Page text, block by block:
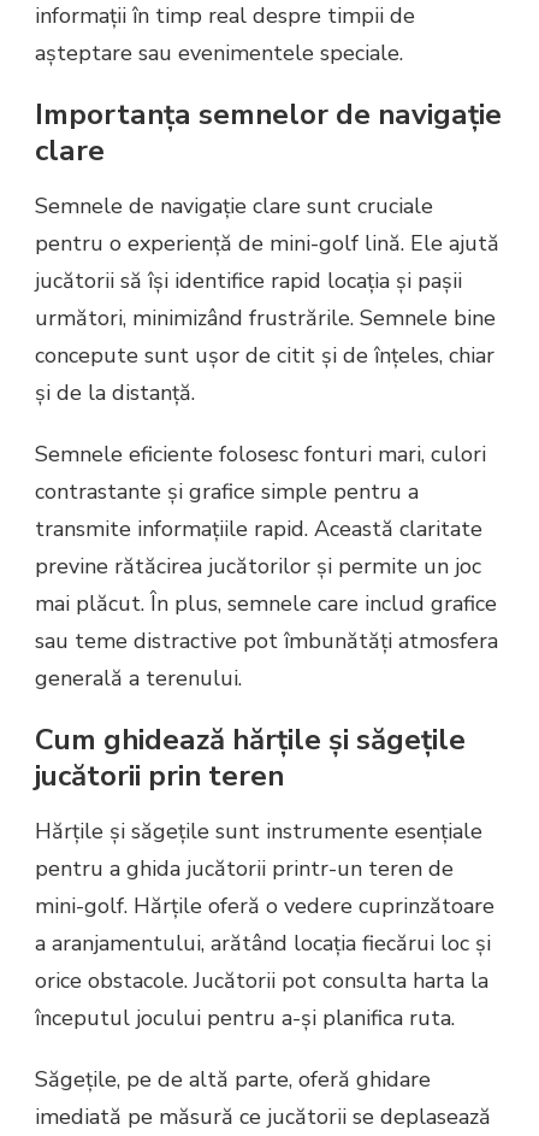
informații în timp real despre timpii de
așteptare sau evenimentele speciale.
Importanța semnelor de navigație
clare
Semnele de navigație clare sunt cruciale
pentru o experiență de mini-golf lină. Ele ajută
jucătorii să își identifice rapid locația și pașii
următori, minimizând frustrările. Semnele bine
concepute sunt ușor de citit și de înțeles, chiar
și de la distanță.
Semnele eficiente folosesc fonturi mari, culori
contrastante și grafice simple pentru a
transmite informațiile rapid. Această claritate
previne rătăcirea jucătorilor și permite un joc
mai plăcut. În plus, semnele care includ grafice
sau teme distractive pot îmbunătăți atmosfera
generală a terenului.
Cum ghidează hărțile și săgețile
jucătorii prin teren
Hărțile și săgețile sunt instrumente esențiale
pentru a ghida jucătorii printr-un teren de
mini-golf. Hărțile oferă o vedere cuprinzătoare
a aranjamentului, arătând locația fiecărui loc și
orice obstacole. Jucătorii pot consulta harta la
începutul jocului pentru a-și planifica ruta.
Săgețile, pe de altă parte, oferă ghidare
imediată pe măsură ce jucătorii se deplasează